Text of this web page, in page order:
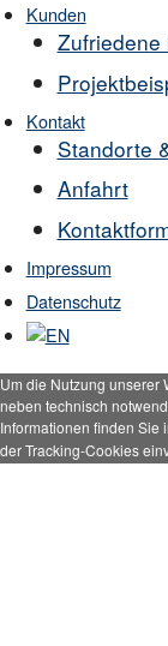
Kunden
Zufriedene
Kontakt
Standorte
Anfahrt
Impressum
Datenschutz
Um die Nutzung unserer
neben technisch
Informationen finden Sie
der Tracking-Cookies